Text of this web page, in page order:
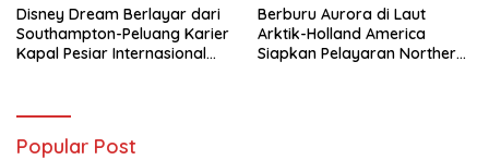
Disney Dream Berlayar dari
Southampton-Peluang Karier
Kapal Pesiar Internasional
Berburu Aurora di Laut
Arktik-Holland America
Siapkan Pelayaran Northern
Popular Post